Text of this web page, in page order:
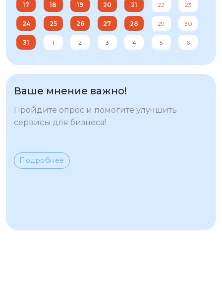
17 18 19 20 21 22 23
24 25 26 27 28 29 30
31 1 2 3 4 5 6
Ваше мнение важно!
Пройдите опрос и помогите улучшить
сервисы для бизнеса!
Подробнее